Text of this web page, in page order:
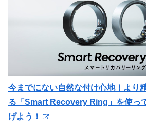
今までにない自然な付け心地！より
る「Smart Recovery Ring」を使っ
げよう！